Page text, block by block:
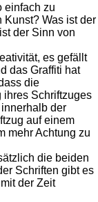
einfach zu
Kunst? Was ist der
der Sinn von
es gefällt
das Graffiti hat
die
ihres Schriftzuges
der
auf einem
mehr Achtung zu
die beiden
Schriften gibt es
der Zeit